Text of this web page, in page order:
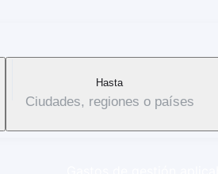
Hasta
Ciudades, regiones o países